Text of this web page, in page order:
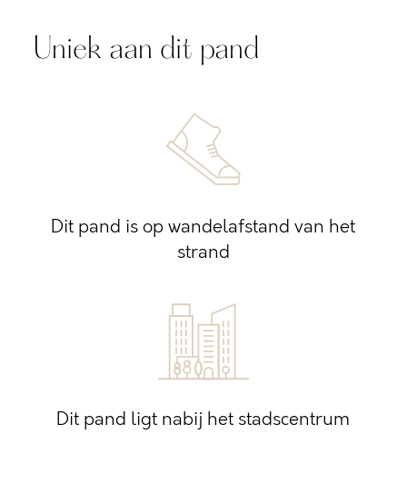
Uniek aan dit pand
Dit pand is op wandelafstand van het
strand
Dit pand ligt nabij het stadscentrum